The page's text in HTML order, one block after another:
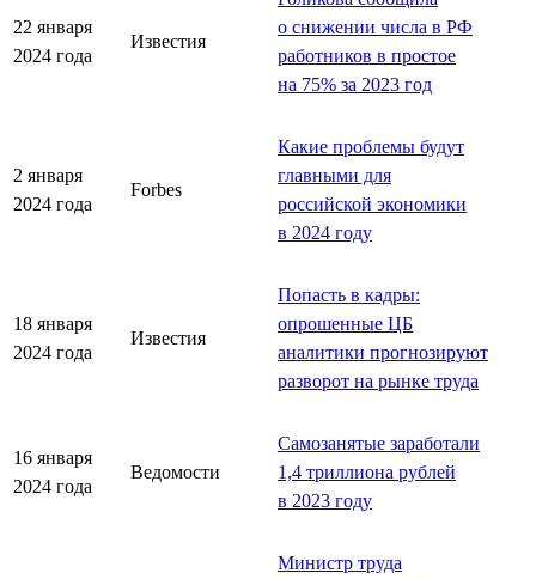
22 января
2024 года
Известия
о снижении числа в РФ
работников в простое
на 75% за 2023 год
2 января
2024 года
Forbes
Какие проблемы будут
главными для
российской экономики
в 2024 году
18 января
2024 года
Известия
Попасть в кадры:
опрошенные ЦБ
аналитики прогнозируют
разворот на рынке труда
16 января
2024 года
Ведомости
Самозанятые заработали
1,4 триллиона рублей
в 2023 году
Министр труда